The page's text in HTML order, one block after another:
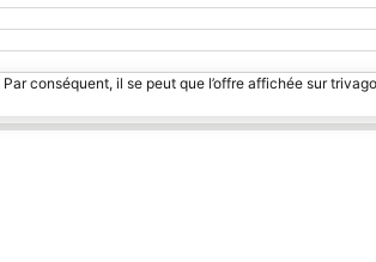
conséquent, il se peut que l’offre affichée sur